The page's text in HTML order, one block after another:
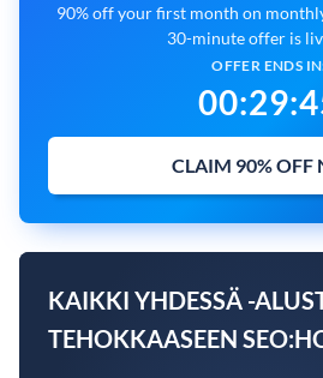
90% off your first month on
30-minute offer is
OFFER ENDS
00:29:
CLAIM 90% OFF
KAIKKI YHDESSÄ -
TEHOKKAASEEN